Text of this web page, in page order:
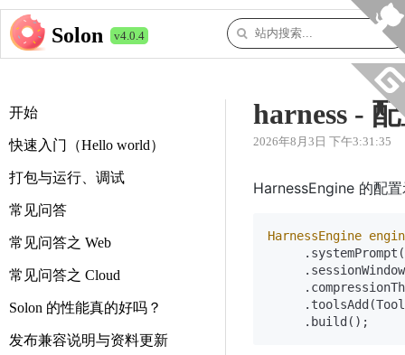
Solon v4.0.4
开始
快速入门（Hello world）
打包与运行、调试
常见问答
常见问答之 Web
常见问答之 Cloud
Solon 的性能真的好吗？
发布兼容说明与资料更新
harness -
2026年8月3日 下午3:31:35
HarnessEngine 的配
HarnessEngine
     .systemPrompt(